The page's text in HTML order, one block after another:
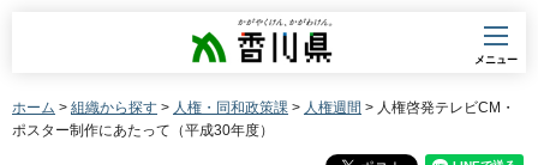
香川県
メニュー
ホーム > 組織から探す > 人権・同和政策課 > 人権週間 > 人権啓発テレビCM・
ポスター制作にあたって（平成30年度）